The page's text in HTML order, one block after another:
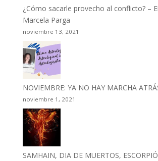
¿Cómo sacarle provecho al conflicto? –
Marcela Parga
noviembre 13, 2021
NOVIEMBRE: YA NO HAY MARCHA
noviembre 1, 2021
SAMHAIN, DIA DE MUERTOS,